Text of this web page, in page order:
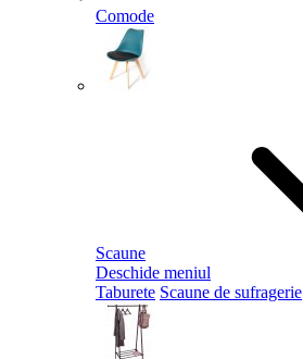
Comode
Scaune
Deschide meniul
Taburete Scaune de sufragerie